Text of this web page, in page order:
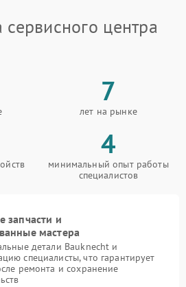
центра
7
лет на рынке
4
минимальный опыт работы
специалистов
запчасти и
мастера
детали Bauknecht и
специалисты, что гарантирует
ремонта и сохранение